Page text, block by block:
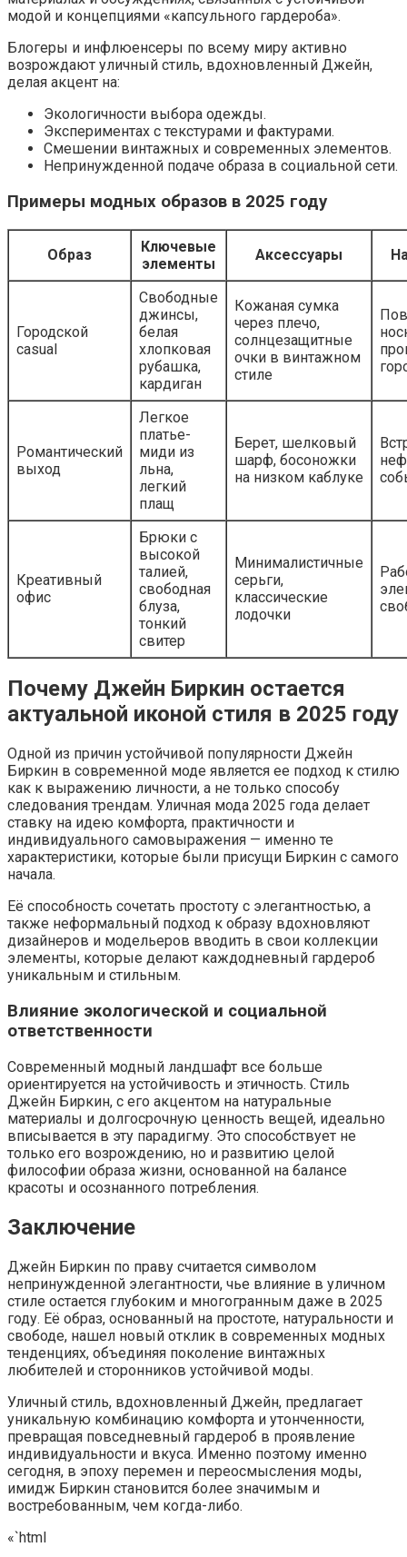
модой и концепциями «капсульного гардероба».
Блогеры и инфлюенсеры по всему миру активно
возрождают уличный стиль, вдохновленный Джейн,
делая акцент на:
Экологичности выбора одежды.
Экспериментах с текстурами и фактурами.
Смешении винтажных и современных элементов.
Непринужденной подаче образа в социальной сети.
Примеры модных образов в 2025 году
Образ
Ключевые
элементы
Аксессуары
Городской
casual
Свободные
джинсы,
белая
хлопковая
рубашка,
кардиган
Кожаная сумка
через плечо,
солнцезащитные
очки в винтажном
стиле
Романтический
выход
Легкое
платье-
миди из
льна,
легкий
плащ
Берет, шелковый
шарф, босоножки
на низком каблуке
Креативный
офис
Брюки с
высокой
талией,
свободная
блуза,
тонкий
свитер
Минималистичные
серьги,
классические
лодочки
Почему Джейн Биркин остается
актуальной иконой стиля в 2025 году
Одной из причин устойчивой популярности Джейн
Биркин в современной моде является ее подход к стилю
как к выражению личности, а не только способу
следования трендам. Уличная мода 2025 года делает
ставку на идею комфорта, практичности и
индивидуального самовыражения — именно те
характеристики, которые были присущи Биркин с самого
начала.
Её способность сочетать простоту с элегантностью, а
также неформальный подход к образу вдохновляют
дизайнеров и модельеров вводить в свои коллекции
элементы, которые делают каждодневный гардероб
уникальным и стильным.
Влияние экологической и социальной
ответственности
Современный модный ландшафт все больше
ориентируется на устойчивость и этичность. Стиль
Джейн Биркин, с его акцентом на натуральные
материалы и долгосрочную ценность вещей, идеально
вписывается в эту парадигму. Это способствует не
только его возрождению, но и развитию целой
философии образа жизни, основанной на балансе
красоты и осознанного потребления.
Заключение
Джейн Биркин по праву считается символом
непринужденной элегантности, чье влияние в уличном
стиле остается глубоким и многогранным даже в 2025
году. Её образ, основанный на простоте, натуральности и
свободе, нашел новый отклик в современных модных
тенденциях, объединяя поколение винтажных
любителей и сторонников устойчивой моды.
Уличный стиль, вдохновленный Джейн, предлагает
уникальную комбинацию комфорта и утонченности,
превращая повседневный гардероб в проявление
индивидуальности и вкуса. Именно поэтому именно
сегодня, в эпоху перемен и переосмысления моды,
имидж Биркин становится более значимым и
востребованным, чем когда-либо.
«`html